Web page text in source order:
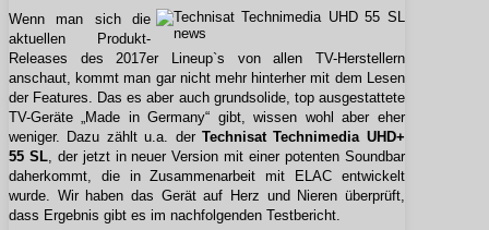
Wenn man sich die
aktuellen Produkt-
Releases des 2017er Lineup`s von allen TV-Herstellern
anschaut, kommt man gar nicht mehr hinterher mit dem Lesen
der Features. Das es aber auch grundsolide, top ausgestattete
TV-Geräte „Made in Germany“ gibt, wissen wohl aber eher
weniger. Dazu zählt u.a. derTechnisat Technimedia UHD+
55 SL, der jetzt in neuer Version mit einer potenten Soundbar
daherkommt, die in Zusammenarbeit mit ELAC entwickelt
wurde. Wir haben das Gerät auf Herz und Nieren überprüft,
dass Ergebnis gibt es im nachfolgenden Testbericht.